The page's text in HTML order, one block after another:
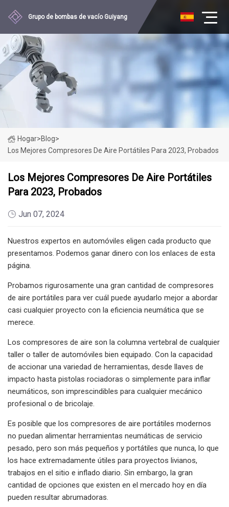
Grupo de bombas de vacío Guiyang
Hogar>Blog>
Los Mejores Compresores De Aire Portátiles Para 2023, Probados
Los Mejores Compresores De Aire Portátiles
Para 2023, Probados
Jun 07, 2024
Nuestros expertos en automóviles eligen cada producto que
presentamos. Podemos ganar dinero con los enlaces de esta
página.
Probamos rigurosamente una gran cantidad de compresores
de aire portátiles para ver cuál puede ayudarlo mejor a abordar
casi cualquier proyecto con la eficiencia neumática que se
merece.
Los compresores de aire son la columna vertebral de cualquier
taller o taller de automóviles bien equipado. Con la capacidad
de accionar una variedad de herramientas, desde llaves de
impacto hasta pistolas rociadoras o simplemente para inflar
neumáticos, son imprescindibles para cualquier mecánico
profesional o de bricolaje.
Es posible que los compresores de aire portátiles modernos
no puedan alimentar herramientas neumáticas de servicio
pesado, pero son más pequeños y portátiles que nunca, lo que
los hace extremadamente útiles para proyectos livianos,
trabajos en el sitio e inflado diario. Sin embargo, la gran
cantidad de opciones que existen en el mercado hoy en día
pueden resultar abrumadoras.